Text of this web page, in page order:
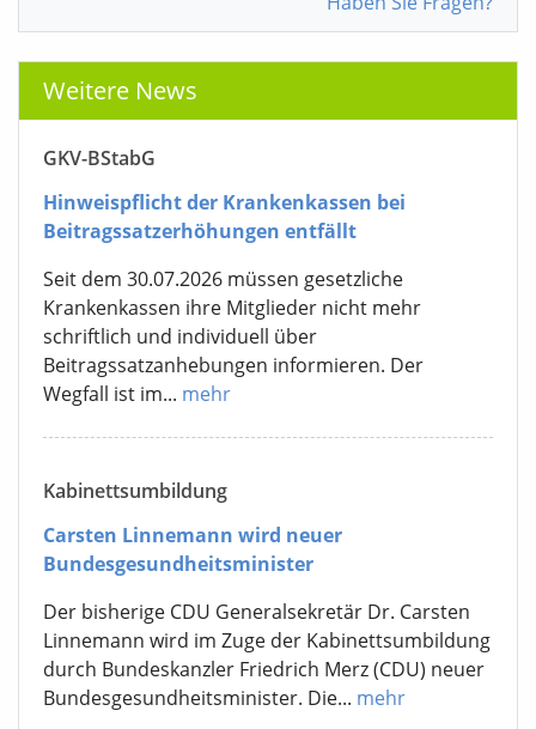
Weitere News
GKV-BStabG
Hinweispflicht der Krankenkassen bei
Beitragssatzerhöhungen entfällt
Seit dem 30.07.2026 müssen gesetzliche
Krankenkassen ihre Mitglieder nicht mehr
schriftlich und individuell über
Beitragssatzanhebungen informieren. Der
Wegfall ist im... mehr
Kabinettsumbildung
Carsten Linnemann wird neuer
Bundesgesundheitsminister
Der bisherige CDU Generalsekretär Dr. Carsten
Linnemann wird im Zuge der Kabinettsumbildung
durch Bundeskanzler Friedrich Merz (CDU) neuer
Bundesgesundheitsminister. Die... mehr